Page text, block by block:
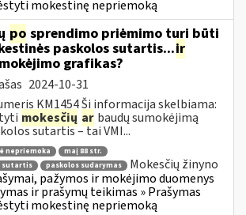
mokestinę nepriemoką
po sprendimo priėmimo turi būti
paskolos sutartis...ir
grafikas?
2024-10-31
KM1454 Ši informacija skelbiama:
mokesčių ar baudų sumokėjimą
sutartis – tai VMI...
nepriemoka
maį 88 str.
sutartis
paskolos sudarymas
Mokesčių žinyno
pažymos ir mokėjimo duomenys
ir prašymų teikimas » Prašymas
mokestinę nepriemoką